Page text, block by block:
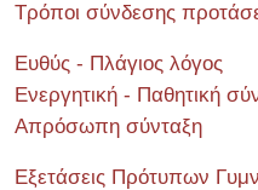
Τρόποι σύνδεσης
Ευθύς - Πλάγιος λόγος
Ενεργητική - Παθητική
Απρόσωπη σύνταξη
Εξετάσεις Πρότυπων